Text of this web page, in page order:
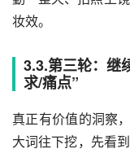
妆效。
3.3.第三轮：继
求/痛点”
真正有价值的洞察
大词往下挖，先看